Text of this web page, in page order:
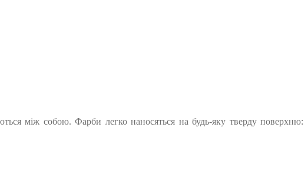
між собою. Фарби легко наносяться на будь-яку тверду поверхню: